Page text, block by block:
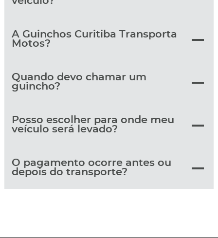
A Guinchos Curitiba Transporta
Motos?
Quando devo chamar um
guincho?
Posso escolher para onde meu
veículo será levado?
O pagamento ocorre antes ou
depois do transporte?